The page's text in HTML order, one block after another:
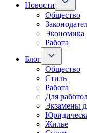
Новости
Общество
Экономика
Работа
Блог
Общество
Стиль
Работа
Для
Экзамены
Жилье